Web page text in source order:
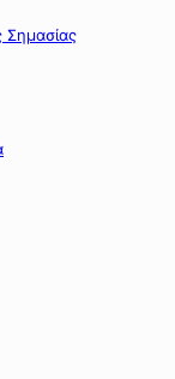
Σημασίας